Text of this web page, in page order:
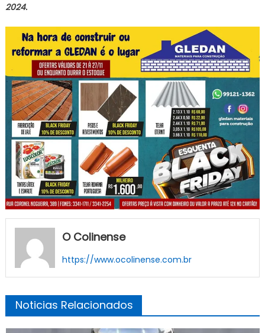
2024.
O Colinense
https://www.ocolinense.com.br
Noticias Relacionados